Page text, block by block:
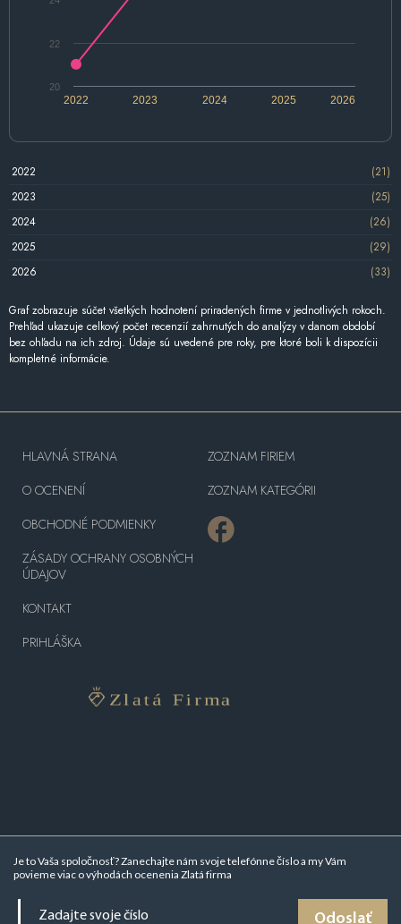
2022 2024 2026
2023 2025
20
22
2022
(21)
2023
(25)
2024
(26)
2025
(29)
2026
(33)
Graf zobrazuje súčet všetkých hodnotení priradených firme v jednotlivých rokoch.
Prehľad ukazuje celkový počet recenzií zahrnutých do analýzy v danom období
bez ohľadu na ich zdroj. Údaje sú uvedené pre roky, pre ktoré boli k dispozícii
kompletné informácie.
Je to Vaša spoločnosť? Zanechajte nám svoje telefónne číslo a my Vám
povieme viac ovýhodách ocenenia Zlatá firma
Odoslať
HLAVNÁ STRANA
O OCENENÍ
OBCHODNÉ PODMIENKY
ZÁSADY OCHRANY OSOBNÝCH
ÚDAJOV
KONTAKT
PRIHLÁŠKA
ZOZNAM FIRIEM
ZOZNAM KATEGÓRII